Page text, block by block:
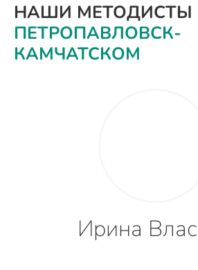
НАШИ МЕТОДИСТЫ
ПЕТРОПАВЛОВСК-
КАМЧАТСКОМ
Ирина